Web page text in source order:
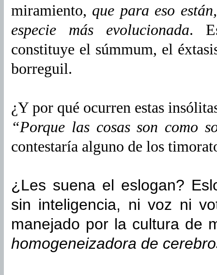
miramiento, que para eso
especie más evolucionada.
constituye el súmmum, el
borreguil.
¿Y por qué ocurren estas
“Porque las cosas son como
contestaría alguno de los
¿Les suena el eslogan?
sin inteligencia, ni voz ni
manejado por la cultura de
homogeneizadora de